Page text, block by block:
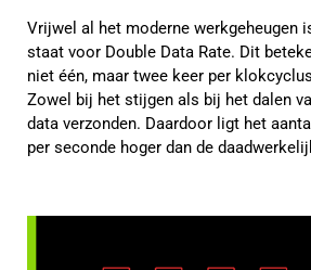
Vrijwel al het moderne werkgeheugen
staat voor Double Data Rate. Dit
niet één, maar twee keer per
Zowel bij het stijgen als bij het dalen
data verzonden. Daardoor ligt het
per seconde hoger dan de